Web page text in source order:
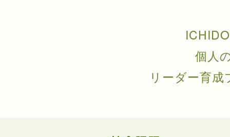
個人
リーダー育